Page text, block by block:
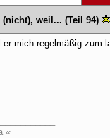
weil... (Teil 94)
er mich regelmäßig zum
«